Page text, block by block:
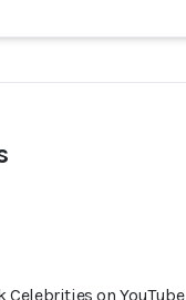
Celebrities on YouTube